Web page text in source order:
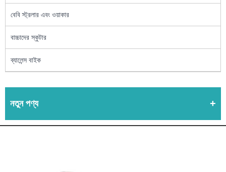
বেবি স্ট্রলার এবং ওয়াকার
বাচ্চাদের স্কুটার
ব্যালেন্স বাইক
নতুন পণ্য